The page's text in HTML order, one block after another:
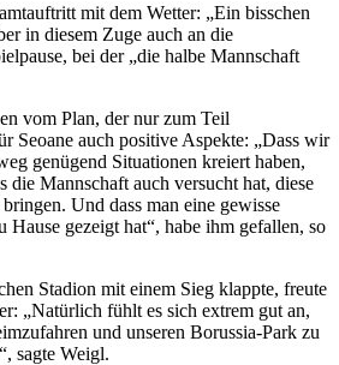
mit dem Wetter: „Ein bisschen
in diesem Zuge auch an die
bei der „die halbe Mannschaft
vom Plan, der nur zum Teil
Seoane auch positive Aspekte: „Dass wir
genügend Situationen kreiert haben,
die Mannschaft auch versucht hat, diese
Und dass man eine gewisse
Hause gezeigt hat“, habe ihm gefallen, so
Stadion mit einem Sieg klappte, freute
„Natürlich fühlt es sich extrem gut an,
und unseren Borussia-Park zu
sagte Weigl.